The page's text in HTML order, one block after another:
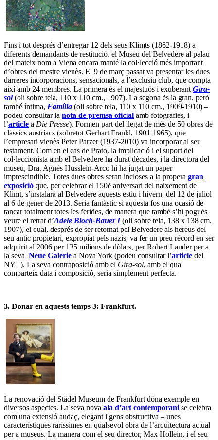
Fins i tot després d’entregar 12 dels seus Klimts (1862-1918) a
diferents demandants de restitució, el Museu del Belvedere al palau
del mateix nom a Viena encara manté la col·lecció més important
d’obres del mestre vienès. El 9 de març passat va presentar les dues
darreres incorporacions, sensacionals, a l’exclusiu club, que compta
així amb 24 membres. La primera és el majestuós i exuberant Gira-
sol(oli sobre tela, 110 x 110 cm., 1907). La segona és la gran, però
també íntima, Família (oli sobre tela, 110 x 110 cm., 1909-1910) –
podeu consultar la nota de premsa oficial amb fotografies, i
l’article a Die Presse). Formen part del llegat de més de 50 obres de
clàssics austríacs (sobretot Gerhart Frankl, 1901-1965), que
l’empresari vienès Peter Parzer (1937-2010) va incorporar al seu
testament. Com en el cas de Prato, la implicació i el suport del
col·leccionista amb el Belvedere ha durat dècades, i la directora del
museu, Dra. Agnès Husslein-Arco hi ha jugat un paper
imprescindible. Totes dues obres seran incloses a la propera gran
exposició que, per celebrar el 150è aniversari del naixement de
Klimt, s’instalarà al Belvedere aquests estiu i hivern, del 12 de juliol
al 6 de gener de 2013. Seria fantàstic si aquesta fos una ocasió de
tancar totalment totes les ferides, de manera que també s’hi pogués
veure el retrat d’Adele Bloch-Bauer I(oli sobre tela, 138 x 138 cm,
1907), el qual, després de ser retornat pel Belvedere als hereus del
seu antic propietari, expropiat pels nazis, va fer un preu rècord en ser
adquirit al 2006 per 135 milions de dòlars, per Robert Lauder per a
la seva Neue Galerie a Nova York (podeu consultar l’article del
NYT). La seva contraposició amb el Gira-sol, amb el qual
comparteix data i composició, seria simplement perfecta.
3. Donar en aquests temps 3: Frankfurt.
La renovació del Städel Museum de Frankfurt dóna exemple en
diversos aspectes. La seva nova ala d’art contemporani se celebra
com una extensió audaç, elegant i gens obstructiva – unes
característiques raríssimes en qualsevol obra de l’arquitectura actual
per a museus. La manera com el seu director, Max Hollein, i el seu